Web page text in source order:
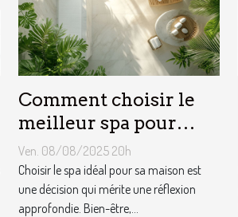
Comment choisir le
meilleur spa pour
votre maison ?
Ven. 08/08/2025 20h
Choisir le spa idéal pour sa maison est
une décision qui mérite une réflexion
approfondie. Bien-être,...